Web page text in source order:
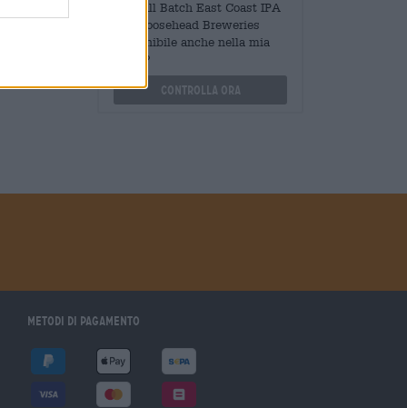
È Small Batch East Coast IPA
Da Moosehead Breweries
Disponibile anche nella mia
filiale?
Controlla ora
Metodi di pagamento